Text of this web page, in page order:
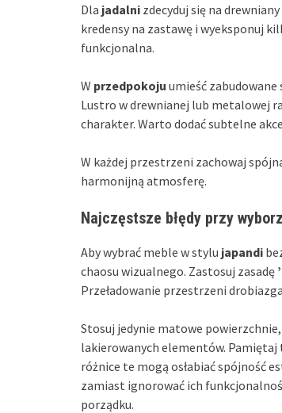
Dla jadalni zdecyduj się na
kredensy na zastawę i wyeksponuj
funkcjonalna.
W przedpokoju umieść zabudowane
Lustro w drewnianej lub metalowej
charakter. Warto dodać subtelne
W każdej przestrzeni zachowaj
harmonijną atmosferę.
Najczęstsze błędy przy
Aby wybrać meble w stylu japandi
chaosu wizualnego. Zastosuj zasadę
Przeładowanie przestrzeni
Stosuj jedynie matowe
lakierowanych elementów. Pamiętaj
różnice te mogą osłabiać spójność
zamiast ignorować ich
porządku.